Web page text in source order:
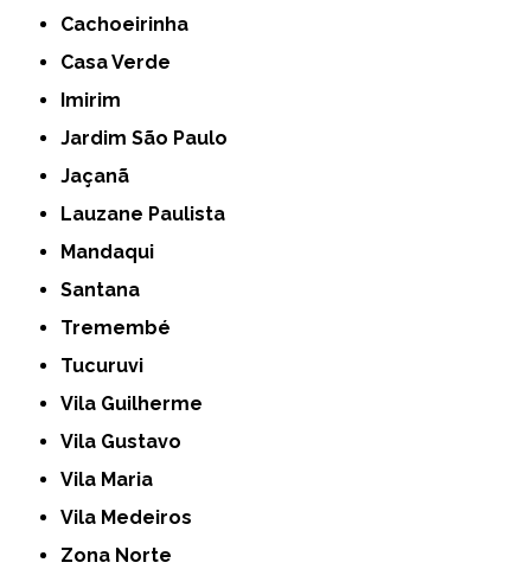
Cachoeirinha
Casa Verde
Imirim
Jardim São Paulo
Jaçanã
Lauzane Paulista
Mandaqui
Santana
Tremembé
Tucuruvi
Vila Guilherme
Vila Gustavo
Vila Maria
Vila Medeiros
Zona Norte